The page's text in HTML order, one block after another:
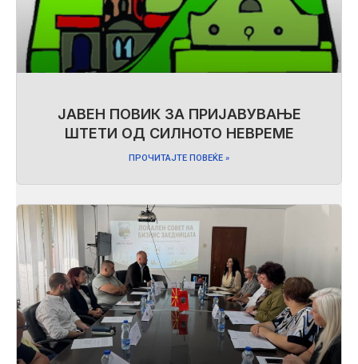
ЈАВЕН ПОВИК ЗА ПРИЈАВУВАЊЕ
ШТЕТИ ОД СИЛНОТО НЕВРЕМЕ
ПРОЧИТАЈТЕ ПОВЕЌЕ »